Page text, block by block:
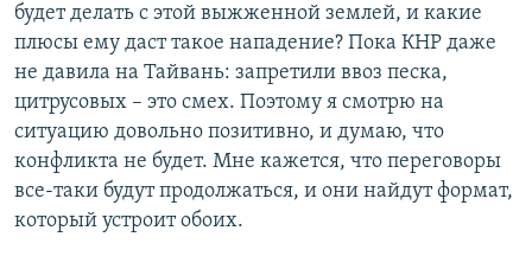
будет делать с этой выжженной землей, и какие
плюсы ему даст такое нападение? Пока КНР даже
не давила на Тайвань: запретили ввоз песка,
цитрусовых – это смех. Поэтому я смотрю на
ситуацию довольно позитивно, и думаю, что
конфликта не будет. Мне кажется, что переговоры
все-таки будут продолжаться, и они найдут формат,
который устроит обоих.